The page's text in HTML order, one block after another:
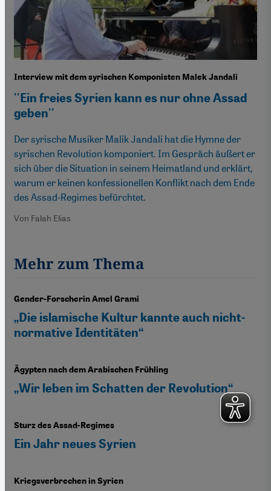
Interview mit dem syrischen Komponisten Malek Jandali
''Ein freies Syrien kann es nur ohne Assad
geben''
Der syrische Musiker Malik Jandali hat die Hymne der
syrischen Revolution komponiert. Im Gespräch äußert er
sich über die Situation in seinem Heimatland und erklärt,
warum er keinen konfessionellen Konflikt nach dem Ende
des Assad-Regimes befürchtet.
Von Falah Elias
Mehr zum Thema
Gender-Forscherin Amel Grami
„Die islamische Kultur kannte auch nicht-
normative Identitäten“
Ägypten nach dem Arabischen Frühling
„Wir leben im Schatten der Revolution“
Sturz des Assad-Regimes
Ein Jahr neues Syrien
Kriegsverbrechen in Syrien